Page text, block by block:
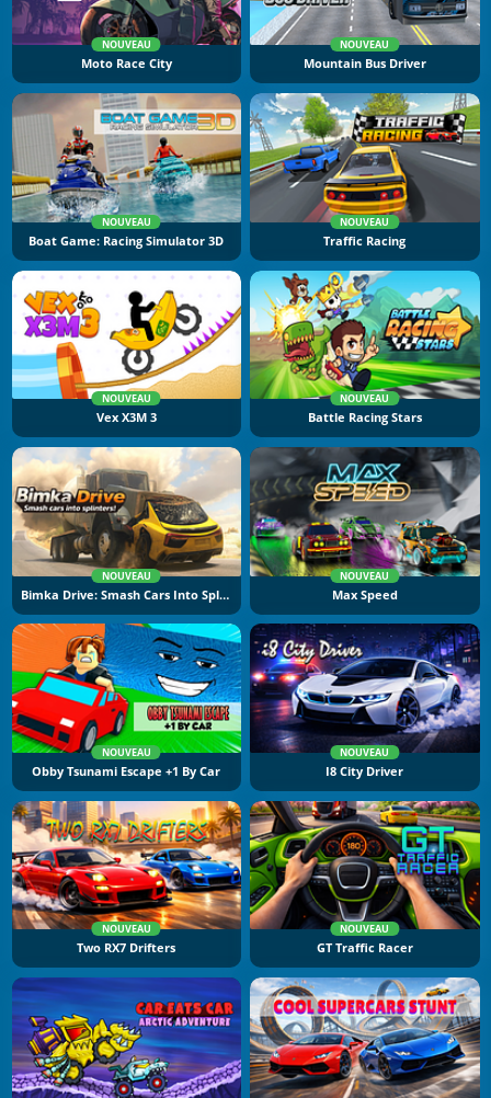
NOUVEAU
Moto Race City
NOUVEAU
Mountain Bus Driver
NOUVEAU
Boat Game: Racing Simulator 3D
NOUVEAU
Traffic Racing
NOUVEAU
Vex X3M 3
NOUVEAU
Battle Racing Stars
NOUVEAU
Bimka Drive: Smash Cars Into Splinters
NOUVEAU
Max Speed
NOUVEAU
Obby Tsunami Escape +1 By Car
NOUVEAU
I8 City Driver
NOUVEAU
Two RX7 Drifters
NOUVEAU
GT Traffic Racer